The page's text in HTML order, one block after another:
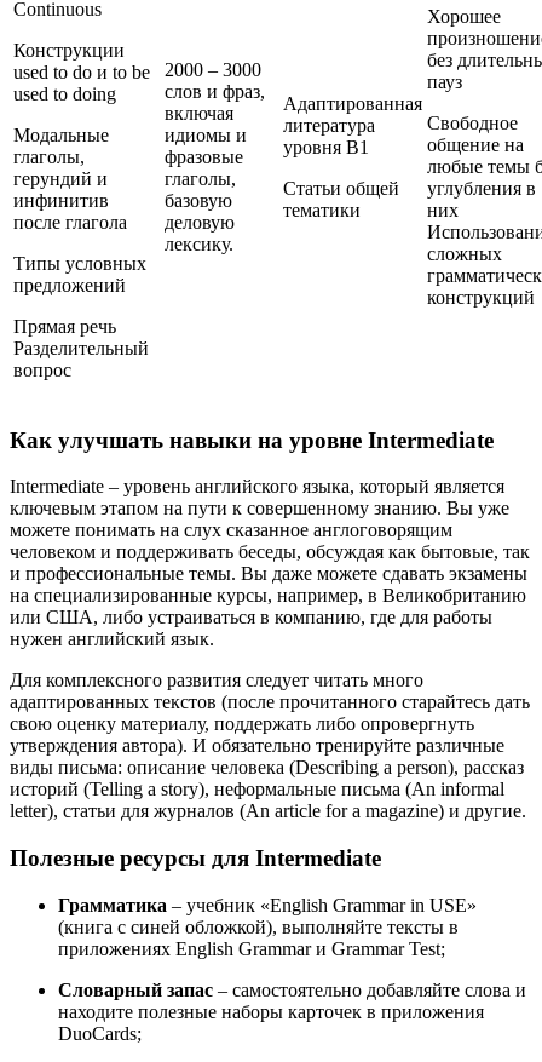
Continuous
Конструкции
used to do и to be
used to doing
Модальные
глаголы,
герундий и
инфинитив
после глагола
Типы условных
предложений
Прямая речь
Разделительный
вопрос
2000 – 3000
слов и фраз,
включая
идиомы и
фразовые
глаголы,
базовую
деловую
лексику.
Адаптированная
литература
уровня B1
Статьи общей
тематики
Хорошее
без
пауз
Свободное
общение на
любые темы
углубления в
них
сложных
конструкций
Как улучшать навыки на уровне Intermediate
Intermediate – уровень английского языка, который является
ключевым этапом на пути к совершенному знанию. Вы уже
можете понимать на слух сказанное англоговорящим
человеком и поддерживать беседы, обсуждая как бытовые, так
и профессиональные темы. Вы даже можете сдавать экзамены
на специализированные курсы, например, в Великобританию
или США, либо устраиваться в компанию, где для работы
нужен английский язык.
Для комплексного развития следует читать много
адаптированных текстов (после прочитанного старайтесь дать
свою оценку материалу, поддержать либо опровергнуть
утверждения автора). И обязательно тренируйте различные
виды письма: описание человека (Describing a person), рассказ
историй (Telling a story), неформальные письма (An informal
letter), статьи для журналов (An article for a magazine) и другие.
Полезные ресурсы для Intermediate
Грамматика – учебник «English Grammar in USE»
(книга с синей обложкой), выполняйте тексты в
приложениях English Grammar и Grammar Test;
Словарный запас – самостоятельно добавляйте слова и
находите полезные наборы карточек в приложения
DuoCards;